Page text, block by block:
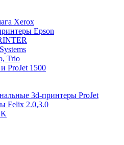
Xerox
Epson
Trio
ProJet 1500
3d-принтеры ProJet
Felix 2.0,3.0